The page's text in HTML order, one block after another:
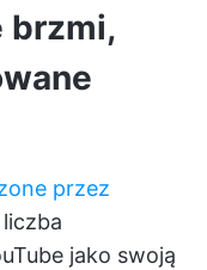
brzmi,
przez
jako swoją